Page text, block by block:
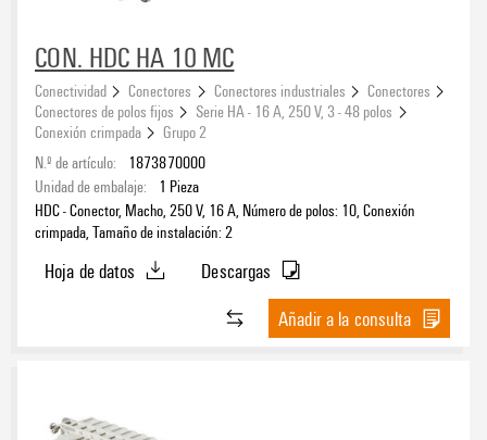
CON. HDC HA 10 MC
Conectividad Conectores Conectores industriales
Conectores
Conectores de polos fijos
Serie HA - 16 A, 250 V, 3 - 48 polos
Conexión crimpada
Grupo 2
N.º de artículo:
1873870000
Unidad de embalaje:
1 Pieza
HDC - Conector, Macho, 250 V, 16 A, Número de polos: 10, Conexión
crimpada, Tamaño de instalación: 2
Hoja de datos
Descargas
Añadir a la consulta